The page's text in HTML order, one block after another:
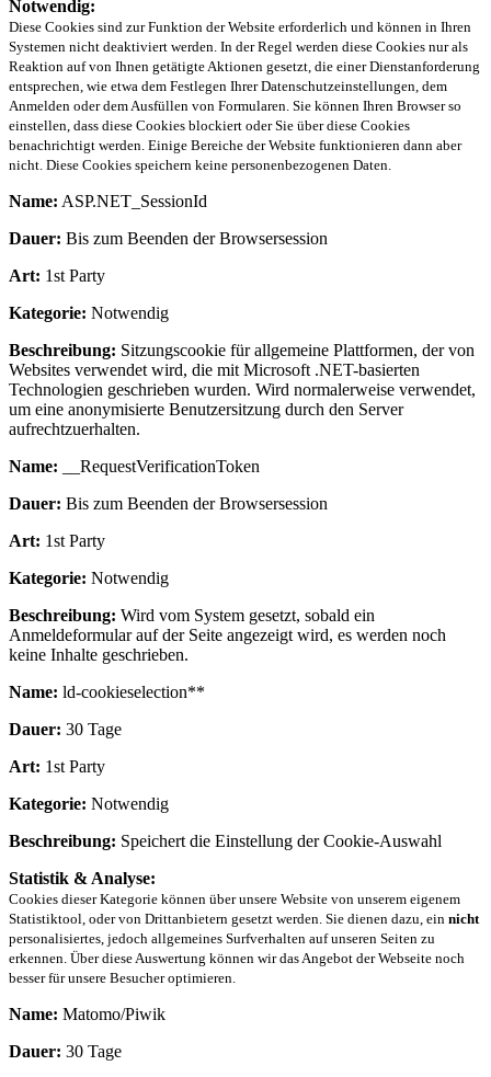
Notwendig:
Diese Cookies sind zur Funktion der Website erforderlich und können in Ihren
Systemen nicht deaktiviert werden. In der Regel werden diese Cookies nur als
Reaktion auf von Ihnen getätigte Aktionen gesetzt, die einer Dienstanforderung
entsprechen, wie etwa dem Festlegen Ihrer Datenschutzeinstellungen, dem
Anmelden oder dem Ausfüllen von Formularen. Sie können Ihren Browser so
einstellen, dass diese Cookies blockiert oder Sie über diese Cookies
benachrichtigt werden. Einige Bereiche der Website funktionieren dann aber
nicht. Diese Cookies speichern keine personenbezogenen Daten.
Name: ASP.NET_SessionId
Dauer: Bis zum Beenden der Browsersession
Art: 1st Party
Kategorie: Notwendig
Beschreibung: Sitzungscookie für allgemeine Plattformen, der von
Websites verwendet wird, die mit Microsoft .NET-basierten
Technologien geschrieben wurden. Wird normalerweise verwendet,
um eine anonymisierte Benutzersitzung durch den Server
aufrechtzuerhalten.
Name: __RequestVerificationToken
Dauer: Bis zum Beenden der Browsersession
Art: 1st Party
Kategorie: Notwendig
Beschreibung: Wird vom System gesetzt, sobald ein
Anmeldeformular auf der Seite angezeigt wird, es werden noch
keine Inhalte geschrieben.
Name: ld-cookieselection**
Dauer: 30 Tage
Art: 1st Party
Kategorie: Notwendig
Beschreibung: Speichert die Einstellung der Cookie-Auswahl
Statistik & Analyse:
Cookies dieser Kategorie können über unsere Website von unserem eigenem
Statistiktool, oder von Drittanbietern gesetzt werden. Sie dienen dazu, ein nicht
personalisiertes, jedoch allgemeines Surfverhalten auf unseren Seiten zu
erkennen. Über diese Auswertung können wir das Angebot der Webseite noch
besser für unsere Besucher optimieren.
Name: Matomo/Piwik
Dauer: 30 Tage